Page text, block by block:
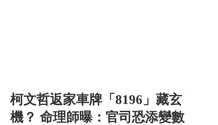
柯文哲返家車牌「8196」藏玄
機？ 命理師曝：官司恐添變數